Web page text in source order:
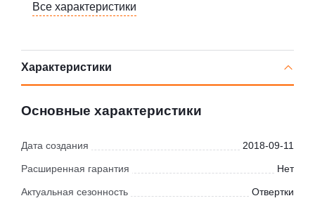
Все характеристики
Характеристики
Основные характеристики
Дата создания 2018-09-11
Расширенная гарантия Нет
Актуальная сезонность Отвертки